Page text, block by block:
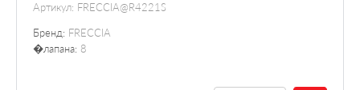
Артикул: FRECCIA@R4221S
Бренд: FRECCIA
�лапана: 8